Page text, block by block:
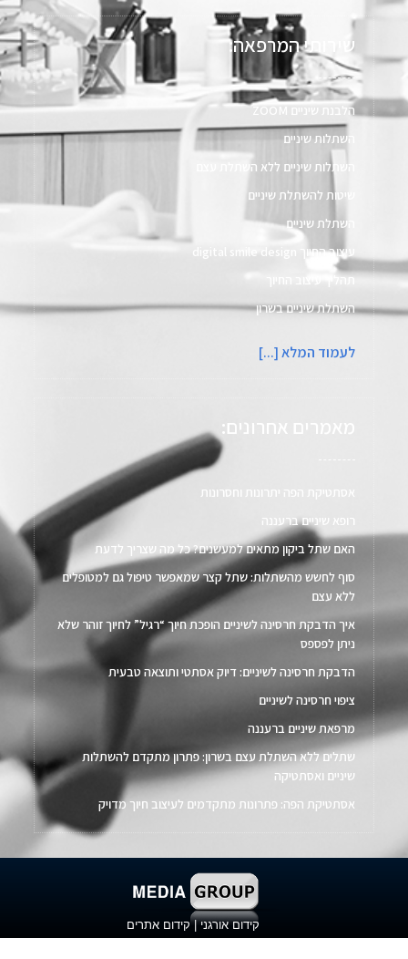
שירותי המרפאה:
הלבנת שיניים ZOOM
השתלות שיניים
השתלות שיניים ללא השתלת עצם​
שיטות להשתלת שיניים
השתלת שיניים
עיצוב החיוך digital smile design​
תהליך עיצוב החיוך
השתלת שיניים בשרון
לעמוד המלא [...]
מאמרים אחרונים:
אסתטיקת הפה יתרונות וחסרונות
רופא שיניים ברעננה
האם שתל ביקון מתאים למעשנים? כל מה שצריך לדעת
סוף לחשש מהשתלות: שתל קצר שמאפשר טיפול גם למטופלים
ללא עצם
איך הדבקת חרסינה לשיניים הופכת חיוך “רגיל” לחיוך זוהר שלא
ניתן לפספס
הדבקת חרסינה לשיניים: דיוק אסתטי ותוצאה טבעית
ציפוי חרסינה לשיניים
מרפאת שיניים ברעננה
שתלים ללא השתלת עצם בשרון: פתרון מתקדם להשתלות
שיניים ואסתטיקה
אסתטיקת הפה: פתרונות מתקדמים לעיצוב חיוך מדויק
קידום אורגני|קידום אתרים